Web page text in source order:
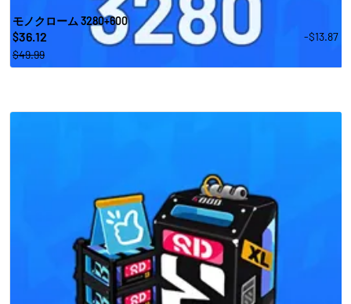
モノクローム 3280+600
$36.12
-$13.87
$49.99